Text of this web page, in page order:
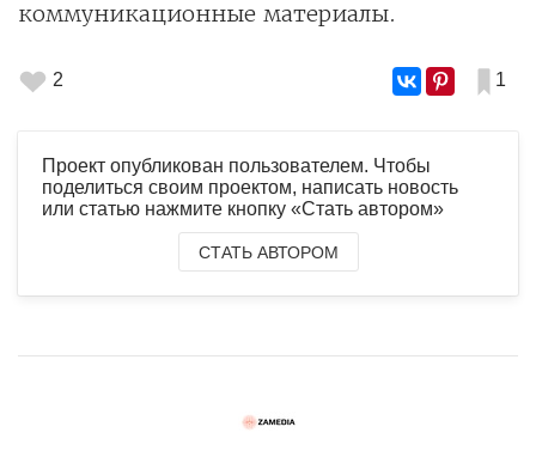
коммуникационные материалы.
2 1
Проект опубликован пользователем. Чтобы
поделиться своим проектом, написать новость
или статью нажмите кнопку «Стать автором»
СТАТЬ АВТОРОМ